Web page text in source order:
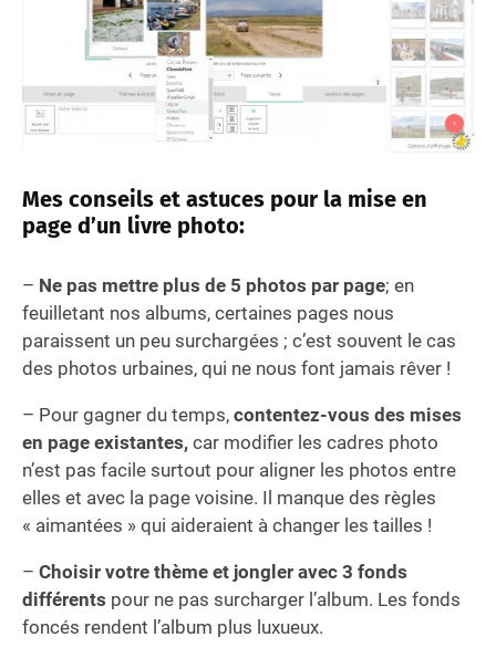
Mes conseils et astuces pour la mise en
page d’un livre photo:
– Ne pas mettre plus de 5 photos par page; en
feuilletant nos albums, certaines pages nous
paraissent un peu surchargées ; c’est souvent le cas
des photos urbaines, qui ne nous font jamais rêver !
– Pour gagner du temps, contentez-vous des mises
en page existantes, car modifier les cadres photo
n’est pas facile surtout pour aligner les photos entre
elles et avec la page voisine. Il manque des règles
« aimantées » qui aideraient à changer les tailles !
– Choisir votre thème et jongler avec 3 fonds
différents pour ne pas surcharger l’album. Les fonds
foncés rendent l’album plus luxueux.